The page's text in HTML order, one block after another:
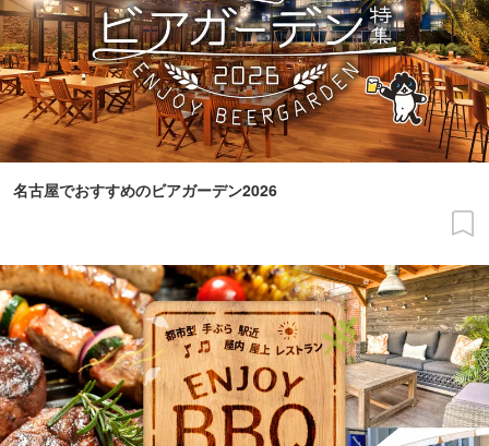
名古屋でおすすめのビアガーデン2026